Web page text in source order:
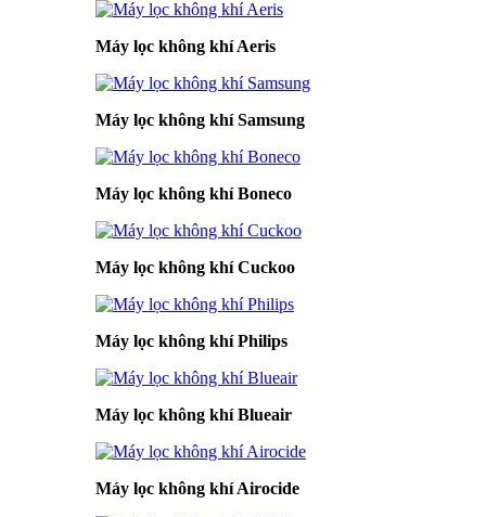
Máy lọc không khí Aeris
Máy lọc không khí Samsung
Máy lọc không khí Boneco
Máy lọc không khí Cuckoo
Máy lọc không khí Philips
Máy lọc không khí Blueair
Máy lọc không khí Airocide